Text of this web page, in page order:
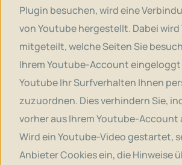
Plugin besuchen, wird eine
von Youtube hergestellt. Dabei
mitgeteilt, welche Seiten Sie
Ihrem Youtube-Account eingeloggt
Youtube Ihr Surfverhalten Ihnen
zuzuordnen. Dies verhindern Sie,
vorher aus Ihrem Youtube-Account
Wird ein Youtube-Video gestartet,
Anbieter Cookies ein, die Hinweise